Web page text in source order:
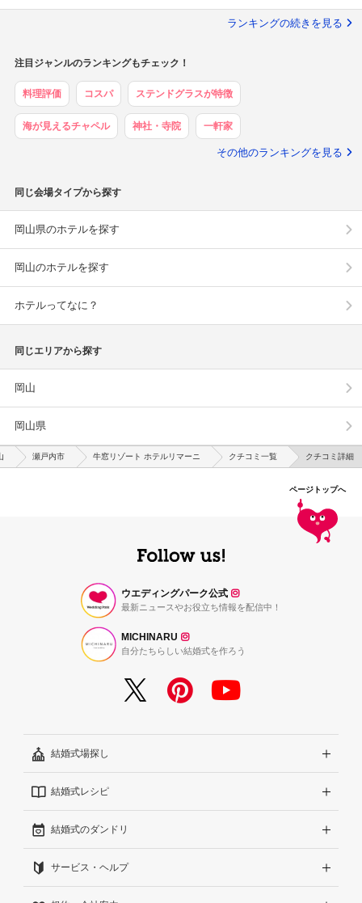
ランキングの続きを見る
注目ジャンルのランキングもチェック！
料理評価 コスパ ステンドグラスが特徴
海が見えるチャペル 神社・寺院 一軒家
その他のランキングを見る
同じ会場タイプから探す
岡山県のホテルを探す
岡山のホテルを探す
ホテルってなに？
同じエリアから探す
岡山
岡山県
瀬戸内市 牛窓リゾート ホテルリマーニ クチコミ一覧 クチコミ詳細
ページトップへ
ウエディングパーク公式
最新ニュースやお役立ち情報を配信中！
MICHINARU
自分たちらしい結婚式を作ろう
結婚式場探し
エリアから探す
こだわりから探す
雰囲気から探す
結婚式レシピ
結婚式準備レポート『ハナレポ』
結婚式当日の動画『ムビレポ』
結婚式のダンドリ
結婚準備ガイド
サービス・ヘルプ